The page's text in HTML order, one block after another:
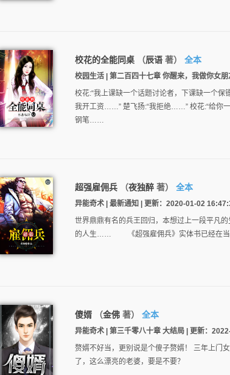
校花的全能同桌 （辰语 著） 全本
校园生活 | 第二百四十七章 你醒来，我做你女
校花:“我上课缺一个话题讨论者，下课缺一个保
我开工资……” 楚飞扬:“我拒绝……” 校花:“给你
钢笔……
超强雇佣兵 （夜独醉 著） 全本
异能奇术 | 最新通知 | 更新：2020-01-02
世界鼎鼎有名的兵王回归，本想过上一段平凡
的人生…… 《超强雇佣兵》实体书已经在当
傻婿 （金佛 著） 全本
异能奇术 | 第三千零八十章 大结局 | 更新：
赘婿不好当，更别说是个傻子赘婿！ 三年上门
了，这么漂亮的老婆，要是不要？